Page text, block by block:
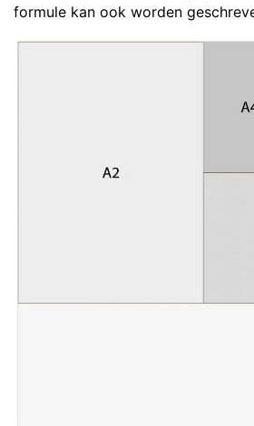
formule kan ook worden